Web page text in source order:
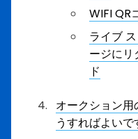
WIFI QR
ライブ
ージにリ
ド
オークション
うすればよいで